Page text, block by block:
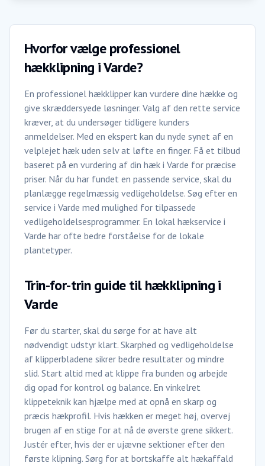
Hvorfor vælge professionel
hækklipning i Varde?
En professionel hækklipper kan vurdere dine hække og
give skræddersyede løsninger. Valg af den rette service
kræver, at du undersøger tidligere kunders
anmeldelser. Med en ekspert kan du nyde synet af en
velplejet hæk uden selv at løfte en finger. Få et tilbud
baseret på en vurdering af din hæk i Varde for præcise
priser. Når du har fundet en passende service, skal du
planlægge regelmæssig vedligeholdelse. Søg efter en
service i Varde med mulighed for tilpassede
vedligeholdelsesprogrammer. En lokal hækservice i
Varde har ofte bedre forståelse for de lokale
plantetyper.
Trin-for-trin guide til hækklipning i
Varde
Før du starter, skal du sørge for at have alt
nødvendigt udstyr klart. Skarphed og vedligeholdelse
af klipperbladene sikrer bedre resultater og mindre
slid. Start altid med at klippe fra bunden og arbejde
dig opad for kontrol og balance. En vinkelret
klippeteknik kan hjælpe med at opnå en skarp og
præcis hækprofil. Hvis hækken er meget høj, overvej
brugen af en stige for at nå de øverste grene sikkert.
Justér efter, hvis der er ujævne sektioner efter den
første klipning. Sørg for at bortskaffe alt hækaffald